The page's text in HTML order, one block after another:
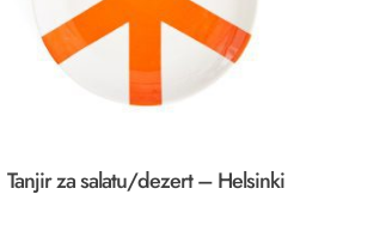
Tanjir za salatu/dezert – Helsinki